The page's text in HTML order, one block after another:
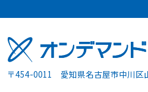
〒454-0011 愛知県名古屋市中川区